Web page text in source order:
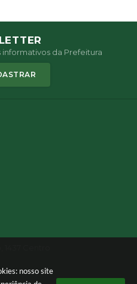
nosso site
da Prefeitura